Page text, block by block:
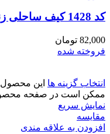
کد 1428 کیف ساحلی زنانه مخملی
82,000 تومان
فروخته شده
انتخاب گزینه ها این محصول
ممکن است در صفحه
نمایش سریع
مقايسه
افزودن به علاقه مندی